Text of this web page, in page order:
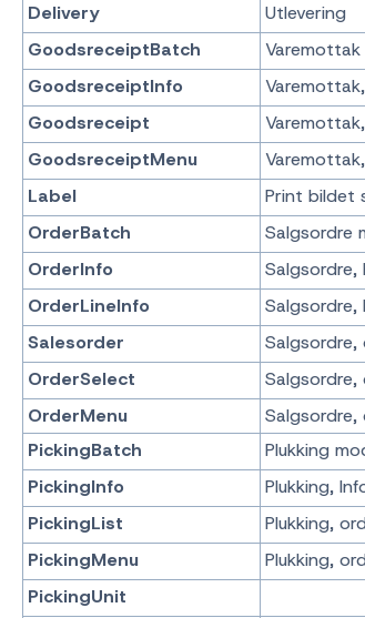
Delivery
Utlevering
GoodsreceiptBatch
Varemottak
GoodsreceiptInfo
Goodsreceipt
GoodsreceiptMenu
Label
Print bildet
OrderBatch
Salgsordre
OrderInfo
Salgsordre,
OrderLineInfo
Salgsordre,
Salesorder
Salgsordre,
OrderSelect
Salgsordre,
OrderMenu
PickingBatch
Plukking
PickingInfo
Plukking,
PickingList
Plukking,
PickingMenu
Plukking,
PickingUnit